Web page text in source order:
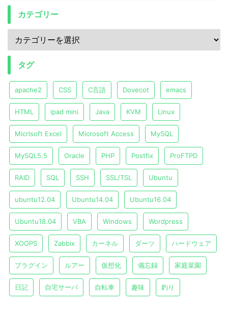
カテゴリー
タグ
apache2 CSS C言語 Dovecot emacs
HTML ipad mini Java KVM Linux
Micrlsoft Excel Microsoft Access MySQL
MySQL5.5 Oracle PHP Postfix ProFTPD
RAID SQL SSH SSL/TSL Ubuntu
ubuntu12.04 Ubuntu14.04 Ubuntu16.04
Ubuntu18.04 VBA Windows Wordpress
XOOPS Zabbix カーネル ダーツ ハードウェア
プラグイン ルアー 仮想化 備忘録 家庭菜園
日記 自宅サーバ 自転車 趣味 釣り